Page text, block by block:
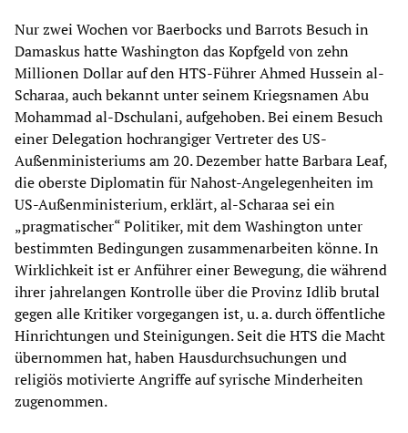
Nur zwei Wochen vor Baerbocks und Barrots Besuch in
Damaskus hatte Washington das Kopfgeld von zehn
Millionen Dollar auf den HTS-Führer Ahmed Hussein al-
Scharaa, auch bekannt unter seinem Kriegsnamen Abu
Mohammad al-Dschulani, aufgehoben. Bei einem Besuch
einer Delegation hochrangiger Vertreter des US-
Außenministeriums am 20. Dezember hatte Barbara Leaf,
die oberste Diplomatin für Nahost-Angelegenheiten im
US-Außenministerium, erklärt, al-Scharaa sei ein
„pragmatischer“ Politiker, mit dem Washington unter
bestimmten Bedingungen zusammenarbeiten könne. In
Wirklichkeit ist er Anführer einer Bewegung, die während
ihrer jahrelangen Kontrolle über die Provinz Idlib brutal
gegen alle Kritiker vorgegangen ist, u. a. durch öffentliche
Hinrichtungen und Steinigungen. Seit die HTS die Macht
übernommen hat, haben Hausdurchsuchungen und
religiös motivierte Angriffe auf syrische Minderheiten
zugenommen.